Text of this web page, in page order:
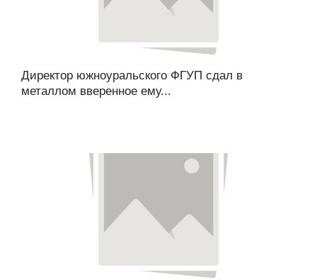
Директор южноуральского ФГУП сдал в
металлом вверенное ему...